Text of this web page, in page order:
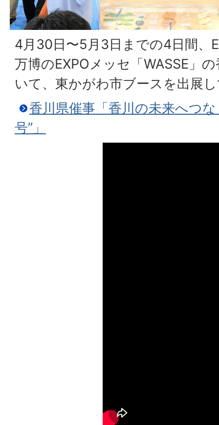
4月30日〜5月3日までの4日間、
万博のEXPOメッセ「WASSE」
いて、東かがわ市ブースを出展
香川県催事「香川の未来へつ
号”」